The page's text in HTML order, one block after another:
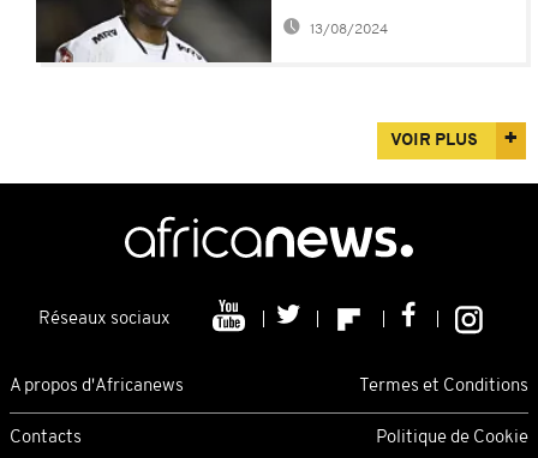
ses 9 ans de prison au
Brésil
13/08/2024
VOIR PLUS
Réseaux sociaux
A propos d'Africanews Termes et Conditions
Contacts Politique de Cookie